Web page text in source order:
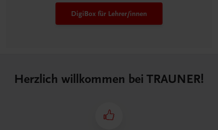
DigiBox für Lehrer/innen
Herzlich willkommen bei TRAUNER!